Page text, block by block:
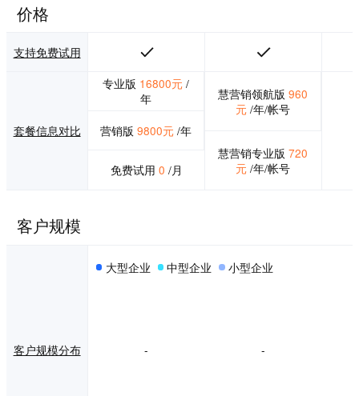
价格
支持免费试用
套餐信息对比
专业版 16800元 /
年
营销版 9800元 /年
免费试用 0 /月
慧营销领航版 960
元/年/帐号
慧营销专业版720
元 /年/帐号
客户规模
客户规模分布
大型企业 中型企业 小型企业
- -